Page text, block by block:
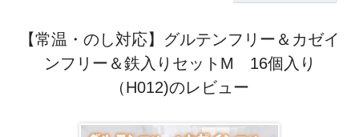
【常温・のし対応】グルテンフリー＆カゼイ
ンフリー＆鉄入りセットM 16個入り
（H012)のレビュー